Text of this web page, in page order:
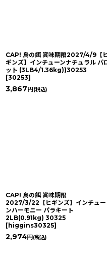
CAP! 鳥の餌 賞味期限2027/4/9【
ギンズ】インチューンナチュラル パ
ット (3LB4/1.36kg))30253
[30253]
3,867 円 (税込)
CAP! 鳥の餌 賞味期限
2027/3/22【ヒギンズ】インチュー
ンハーモニー パラキート
2LB(0.91kg) 30325
[ higgins30325]
2,974円 (税込)